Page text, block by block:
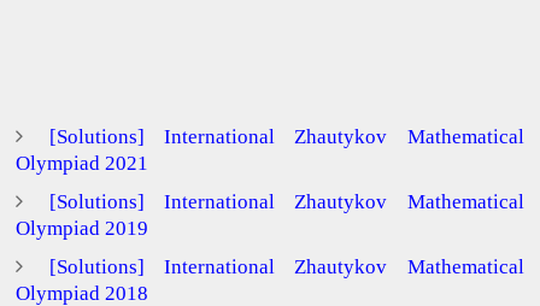
[Solutions] International Zhautykov Mathematical
Olympiad 2021
[Solutions] International Zhautykov Mathematical
Olympiad 2019
[Solutions] International Zhautykov Mathematical
Olympiad 2018